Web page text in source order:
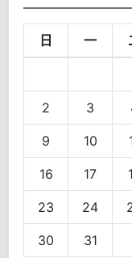
日 一
2 3
9 10
16 17
23 24
30 31